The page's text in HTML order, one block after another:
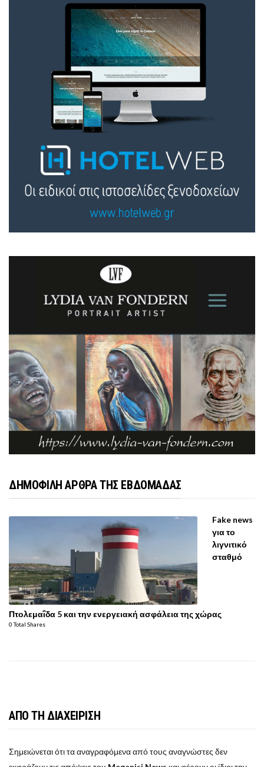
ΔΗΜΟΦΙΛΗ ΑΡΘΡΑ ΤΗΣ ΕΒΔΟΜΑΔΑΣ
Fake news
για το
λιγνιτικό
σταθμό
Πτολεμαΐδα 5 και την ενεργειακή ασφάλεια της χώρας
0 Total Shares
ΑΠΟ ΤΗ ΔΙΑΧΕΙΡΙΣΗ
Σημειώνεται ότι τα αναγραφόμενα από τους αναγνώστες δεν